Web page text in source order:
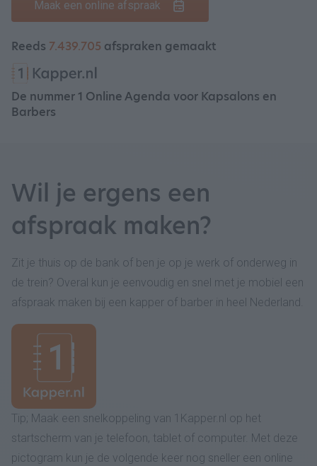
Maak een online afspraak
Reeds 7.439.705 afspraken gemaakt
De nummer 1 Online Agenda voor Kapsalons en
Barbers
Wil je ergens een
afspraak maken?
Zit je thuis op de bank of ben je op je werk of onderweg in
de trein? Overal kun je eenvoudig en snel met je mobiel een
afspraak maken bij een kapper of barber in heel Nederland.
Tip; Maak een snelkoppeling van 1Kapper.nl op het
startscherm van je telefoon, tablet of computer. Met deze
pictogram kun je de volgende keer nog sneller een online